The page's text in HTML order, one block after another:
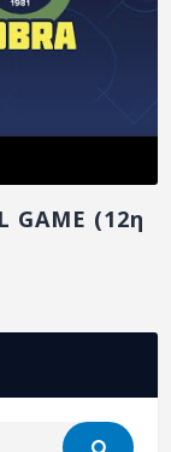
(12η